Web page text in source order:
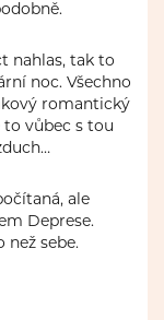
nahlas, tak to
noc. Všechno
romantický
to vůbec s tou
ale
Deprese.
než sebe.